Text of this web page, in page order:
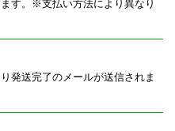
す。※支払い方法により異なり
発送完了のメールが送信されま